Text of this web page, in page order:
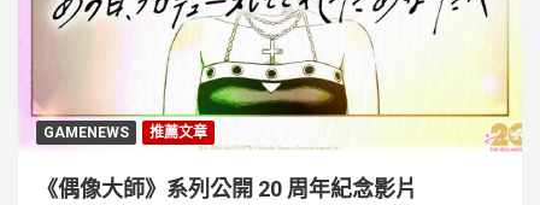
GAMENEWS 推薦文章
《偶像大師》系列公開 20 周年紀念影片